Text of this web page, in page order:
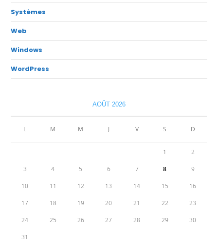
Systèmes
Web
Windows
WordPress
AOÛT 2026
L M M J V S D
1 2
3 4 5 6 7 8 9
10 11 12 13 14 15 16
17 18 19 20 21 22 23
24 25 26 27 28 29 30
31